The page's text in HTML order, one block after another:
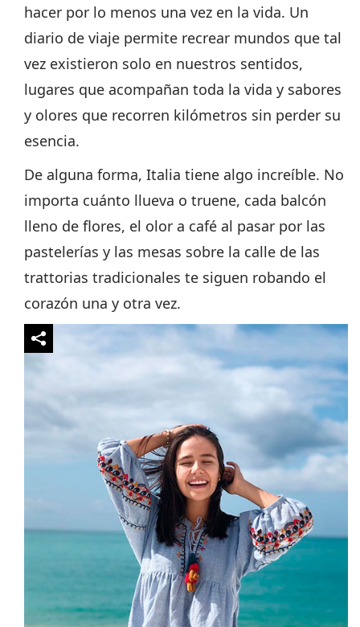
hacer por lo menos una vez en la vida. Un
diario de viaje permite recrear mundos que tal
vez existieron solo en nuestros sentidos,
lugares que acompañan toda la vida y sabores
y olores que recorren kilómetros sin perder su
esencia.
De alguna forma, Italia tiene algo increíble. No
importa cuánto llueva o truene, cada balcón
lleno de flores, el olor a café al pasar por las
pastelerías y las mesas sobre la calle de las
trattorias tradicionales te siguen robando el
corazón una y otra vez.